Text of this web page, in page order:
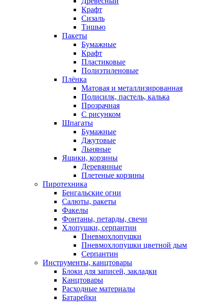
Крафт
Сизаль
Тишью
Пакеты
Бумажные
Крафт
Пластиковые
Полиэтиленовые
Плёнка
Матовая и металлизированная
Полисилк, пастель, калька
Прозрачная
С рисунком
Шпагаты
Бумажные
Джутовые
Льняные
Ящики, корзины
Деревянные
Плетеные корзины
Пиротехника
Бенгальские огни
Салюты, ракеты
Факелы
Фонтаны, петарды, свечи
Хлопушки, серпантин
Пневмохлопушки
Пневмохлопушки цветной дым
Серпантин
Инструменты, канцтовары
Блоки для записей, закладки
Канцтовары
Расходные материалы
Батарейки